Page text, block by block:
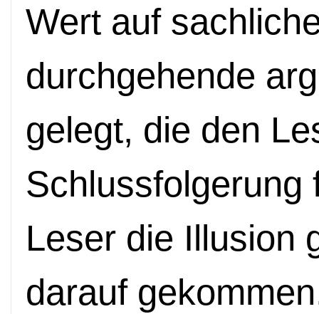
Wert auf
durchgehende
gelegt, die den
Schlussfolgerung
Leser die Illusion
darauf